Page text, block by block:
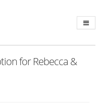
for Rebecca &
5